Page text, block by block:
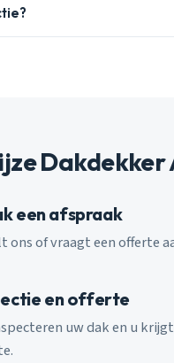
Dakdekker
een afspraak
ons of vraagt een offerte
en offerte
uw dak en u